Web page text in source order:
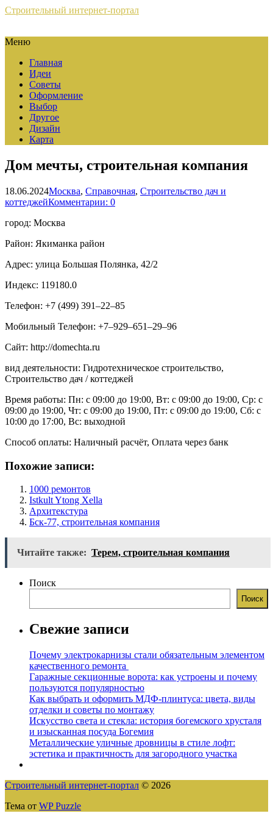
Строительный интернет-портал
Меню
Главная
Идеи
Советы
Оформление
Выбор
Другое
Дизайн
Карта
Дом мечты, строительная компания
18.06.2024Москва, Справочная, Строительство дач и
коттеджейКомментарии: 0
город: Москва
Район: Якиманка район
Адрес: улица Большая Полянка, 42/2
Индекс: 119180.0
Телефон: +7 (499) 391‒22‒85
Мобильный Телефон: +7‒929‒651‒29‒96
Сайт: http://domechta.ru
вид деятельности: Гидротехническое строительство,
Строительство дач / коттеджей
Время работы: Пн: с 09:00 до 19:00, Вт: с 09:00 до 19:00, Ср: с
09:00 до 19:00, Чт: с 09:00 до 19:00, Пт: с 09:00 до 19:00, Сб: с
10:00 до 17:00, Вс: выходной
Способ оплаты: Наличный расчёт, Оплата через банк
Похожие записи:
1000 ремонтов
Istkult Ytong Xella
Архитекстура
Бск-77, строительная компания
Читайте также: Терем, строительная компания
Поиск
Поиск
Свежие записи
Почему электрокарнизы стали обязательным элементом
качественного ремонта
Гаражные секционные ворота: как устроены и почему
пользуются популярностью
Как выбрать и оформить МДФ-плинтуса: цвета, виды
отделки и советы по монтажу
Искусство света и стекла: история богемского хрусталя
и изысканная посуда Богемия
Металлические уличные дровницы в стиле лофт:
эстетика и практичность для загородного участка
Строительный интернет-портал © 2026
Тема от WP Puzzle